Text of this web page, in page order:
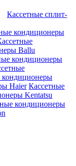
Кассетные сплит-
кондиционеры
Ballu
кондиционеры
кондиционеры
Haier Кассетные
Kentatsu
кондиционеры